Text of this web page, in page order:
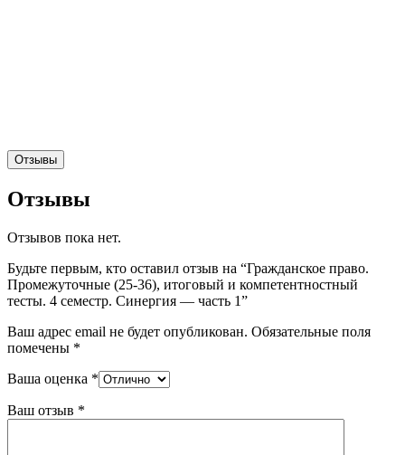
Отзывы
Отзывы
Отзывов пока нет.
Будьте первым, кто оставил отзыв на “Гражданское право.
Промежуточные (25-36), итоговый и компетентностный
тесты. 4 семестр. Синергия — часть 1”
Ваш адрес email не будет опубликован. Обязательные поля
помечены *
Ваша оценка *
Ваш отзыв *